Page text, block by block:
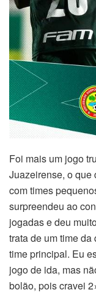
Foi mais um jogo
Juazeirense, o que
com times
surpreendeu ao
jogadas e deu
trata de um time
time principal. Eu
jogo de ida, mas
bolão, pois cravei